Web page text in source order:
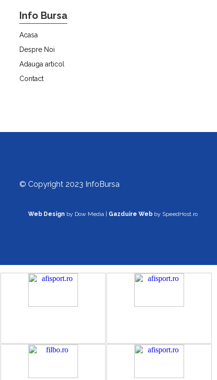
Info Bursa
Acasa
Despre Noi
Adauga articol
Contact
© Copyright 2023 InfoBursa
Web Design by Dow Media | Gazduire Web by SpeedHost.ro